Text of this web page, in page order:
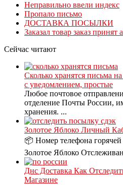
Неправильно ввели индекс
Пропало письмо
ДОСТАВКА ПОСЫЛКИ
Заказал товар заказ
Сейчас читают
Сколько хранятся письма
с уведомлением, простые
Любое почтовое
отделение Почты России,
хранения. ...
Золотое Яблоко Личный
📦 Номер телефона
Золотое Яблоко
Днс Доставка Как
Магазине